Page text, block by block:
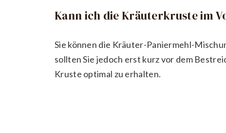
Kann ich die Kräuterkruste im
Sie können die Kräuter-Paniermehl-
sollten Sie jedoch erst kurz vor dem
Kruste optimal zu erhalten.